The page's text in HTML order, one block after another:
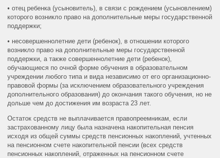
• отец ребенка (усыновитель), в связи с рождением (усыновлением)
которого возникло право на дополнительные меры государственной
поддержки;
• несовершеннолетние дети (ребенок), в отношении которого
возникло право на дополнительные меры государственной
поддержки, а также совершеннолетние дети (ребенок),
обучающиеся по очной форме обучения в образовательном
учреждении любого типа и вида независимо от его организационно-
правовой формы (за исключением образовательного учреждения
дополнительного образования) до окончания такого обучения, но не
дольше чем до достижения им возраста 23 лет.
Остаток средств не выплачивается правопреемникам, если
застрахованному лицу была назначена накопительная пенсия
исходя из общей суммы средств пенсионных накоплений, учтенных
на пенсионном счете накопительной пенсии (всех средств
пенсионных накоплений, отраженных на пенсионном счете